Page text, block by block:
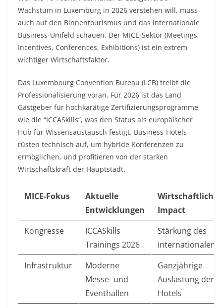
Wachstum in Luxemburg in 2026 verstehen will, muss
auch auf den Binnentourismus und das internationale
Business-Umfeld schauen. Der MICE-Sektor (Meetings,
Incentives, Conferences, Exhibitions) ist ein extrem
wichtiger Wirtschaftsfaktor.
Das Luxembourg Convention Bureau (LCB) treibt die
Professionalisierung voran. Für 2026 ist das Land
Gastgeber für hochkarätige Zertifizierungsprogramme
wie die “ICCASkills”, was den Status als europäischer
Hub für Wissensaustausch festigt. Business-Hotels
rüsten technisch auf, um hybride Konferenzen zu
ermöglichen, und profitieren von der starken
Wirtschaftskraft der Hauptstadt.
MICE-Fokus
Aktuelle
Entwicklungen
Wirtschaftlicher
Impact
Kongresse
ICCASkills
Trainings 2026
Stärkung des
internationalen
Infrastruktur
Moderne
Messe- und
Eventhallen
Ganzjährige
Auslastung der
Hotels